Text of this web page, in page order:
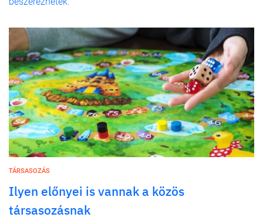
TÁRSASOZÁS
Ilyen előnyei is vannak a közös
társasozásnak